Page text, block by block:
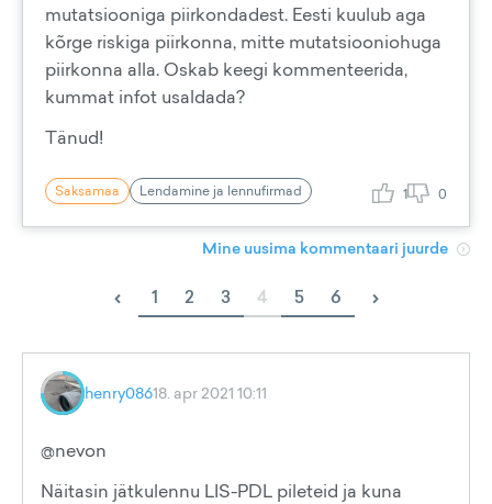
mutatsiooniga piirkondadest. Eesti kuulub aga
kõrge riskiga piirkonna, mitte mutatsiooniohuga
piirkonna alla. Oskab keegi kommenteerida,
kummat infot usaldada?
Tänud!
Saksamaa Lendamine ja lennufirmad 1 0
Mine uusima kommentaari juurde
‹ 1 2 3 4 5 6 ›
henry08618. apr 2021 10:11
@nevon
Näitasin jätkulennu LIS-PDL pileteid ja kuna